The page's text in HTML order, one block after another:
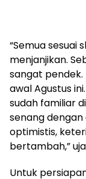
“Semua sesuai
menjanjikan.
sangat pendek.
awal Agustus
sudah familiar
senang dengan
optimistis,
bertambah,”
Untuk